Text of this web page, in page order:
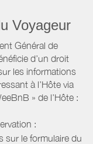
Voyageur
Général de
d’un droit
les informations
à l’Hôte via
» de l’Hôte :
:
sur le formulaire du